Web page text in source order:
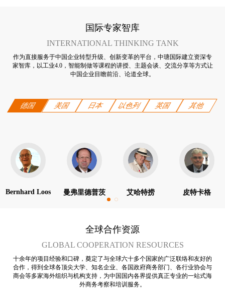
国际专家智库
INTERNATIONAL THINKING TANK
作为直接服务于中国企业转型升级、创新变革的平台，中瑭国际建立资深专
家智库，以工业4.0，智能制做等课程的讲授、主题会谈、交流分享等方式让
中国企业目瞻前沿、论道全球。
德国 美国 日本 以色列 英国 其他
Bernhard Loos 曼弗里德普茨 艾哈特捞 皮特卡格
全球合作资源
GLOBAL COOPERATION RESOURCES
十余年的项目经验和口碑，奠定了与全球六十多个国家的广泛联络和友好的
合作，得到全球各顶尖大学、知名企业、各国政府商务部门、各行业协会与
商会等多家海外组织与机构支持，为中国国内各界提供真正专业的一站式海
外商务考察和培训服务。